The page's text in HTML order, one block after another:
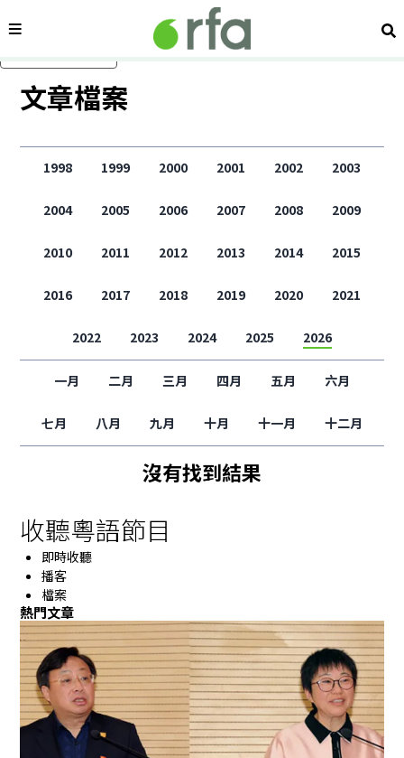
內容分類 搜
文章檔案
1998 1999 2000 2001 2002 2003
2004 2005 2006 2007 2008 2009
2010 2011 2012 2013 2014 2015
2016 2017 2018 2019 2020 2021
2022 2023 2024 2025 2026
一月 二月 三月 四月 五月 六月
七月 八月 九月 十月 十一月 十二月
沒有找到結果
收聽粵語節目
即時收聽
播客
檔案
熱門文章